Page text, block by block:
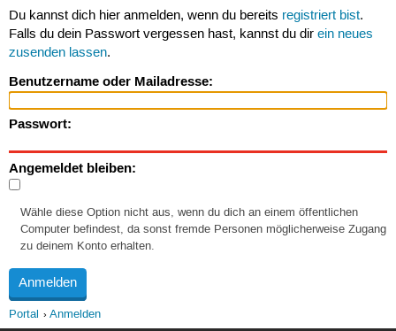
Du kannst dich hier anmelden, wenn du bereits registriert bist.
Falls du dein Passwort vergessen hast, kannst du dir ein neues
zusenden lassen.
Benutzername oder Mailadresse:
Passwort:
Angemeldet bleiben:
Wähle diese Option nicht aus, wenn du dich an einem öffentlichen
Computer befindest, da sonst fremde Personen möglicherweise Zugang
zu deinem Konto erhalten.
Portal Anmelden